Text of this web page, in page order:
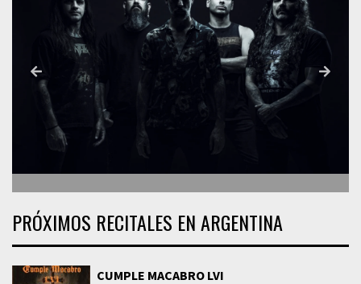
PRÓXIMOS RECITALES EN ARGENTINA
CUMPLE MACABRO LVI